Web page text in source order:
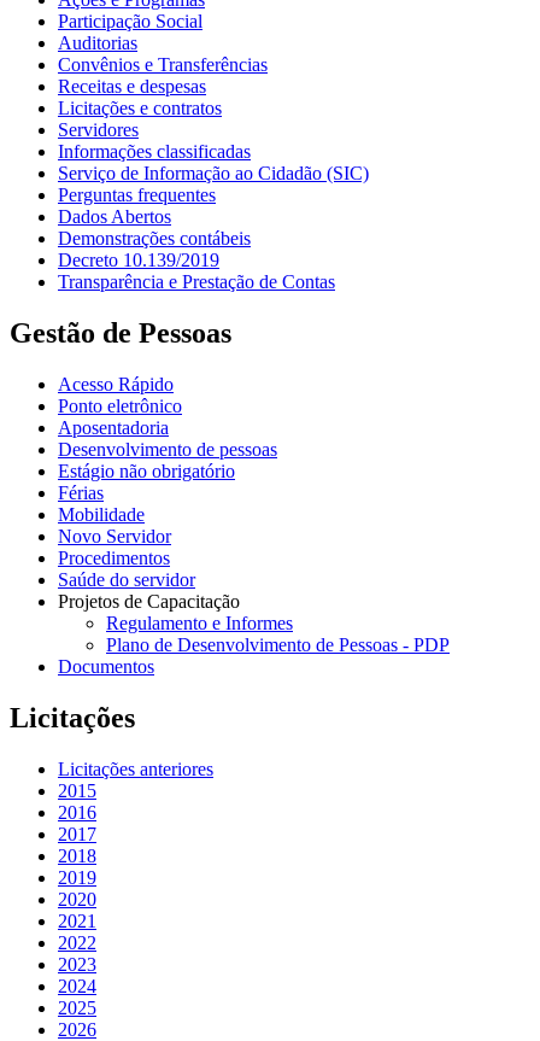
Participação Social
Auditorias
Convênios e Transferências
Receitas e despesas
Licitações e contratos
Servidores
Informações classificadas
Serviço de Informação ao Cidadão (SIC)
Perguntas frequentes
Dados Abertos
Demonstrações contábeis
Decreto 10.139/2019
Transparência e Prestação de Contas
Gestão de Pessoas
Acesso Rápido
Ponto eletrônico
Aposentadoria
Desenvolvimento de pessoas
Estágio não obrigatório
Férias
Mobilidade
Novo Servidor
Procedimentos
Saúde do servidor
Projetos de Capacitação
Regulamento e Informes
Plano de Desenvolvimento de Pessoas - PDP
Documentos
Licitações
Licitações anteriores
2015
2016
2017
2018
2019
2020
2021
2022
2023
2024
2025
2026